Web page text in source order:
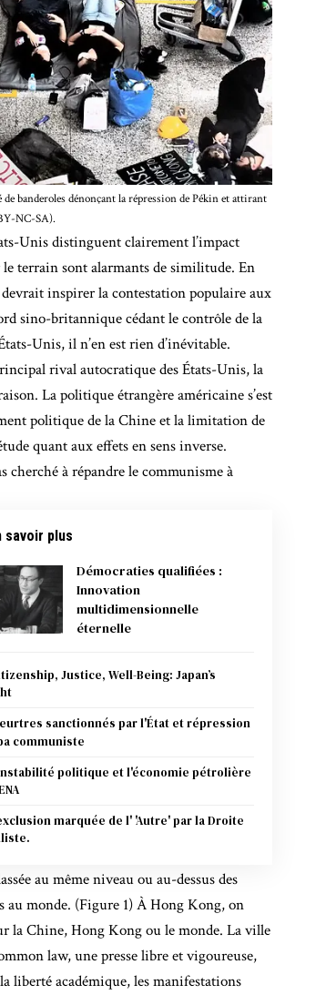
banderoles dénonçant la répression de Pékin et attirant
NC-SA).
Unis distinguent clairement l’impact
terrain sont alarmants de similitude. En
inspirer la contestation populaire aux
sino-britannique cédant le contrôle de la
Unis, il n’en est rien d’inévitable.
rival autocratique des États-Unis, la
La politique étrangère américaine s’est
politique de la Chine et la limitation de
quant aux effets en sens inverse.
cherché à répandre le communisme à
savoir plus
Démocraties qualifiées :
Innovation
multidimensionnelle
éternelle
Justice, Well-Being: Japan’s
sanctionnés par l'État et répression
communiste
politique et l'économie pétrolière
marquée de l' 'Autre' par la Droite
au même niveau ou au-dessus des
au monde. (Figure 1) À Hong Kong, on
Chine, Hong Kong ou le monde. La ville
law, une presse libre et vigoureuse,
liberté académique, les manifestations